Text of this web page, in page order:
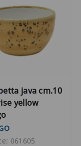
java cm.10
yellow
061605